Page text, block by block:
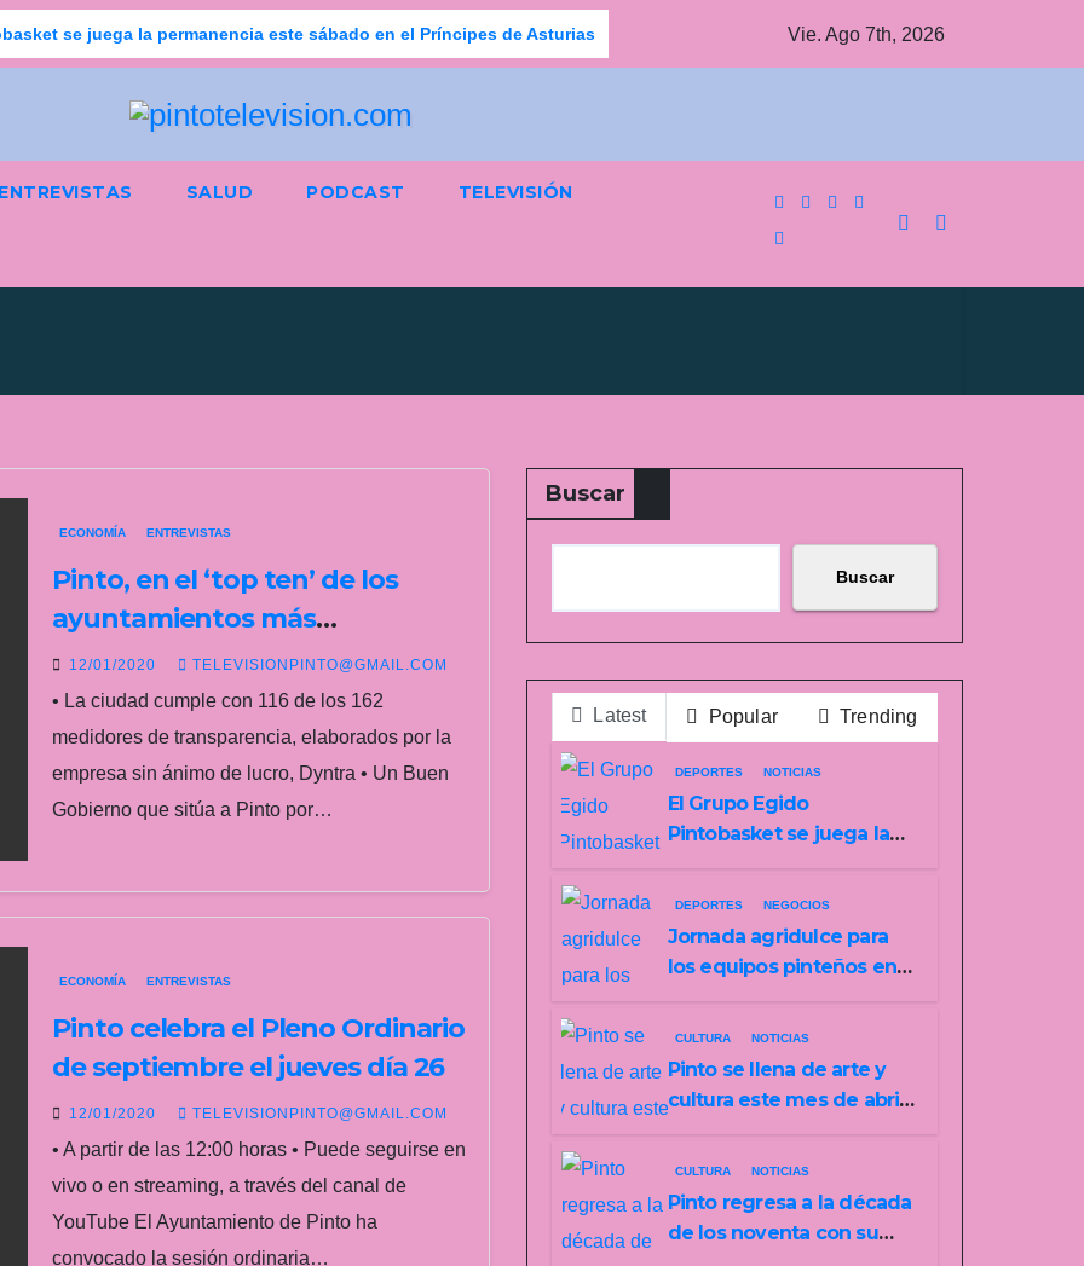
se juega la permanencia este sábado en el Príncipes de Asturias Jornada agridulce para los equipos pinteños en
Vie. Ago 7th, 2026
ENTREVISTAS SALUD PODCAST TELEVISIÓN
ECONOMÍA ENTREVISTAS
Pinto, en el ‘top ten’ de los
ayuntamientos más
transparentes de la Comunidad
de Madrid
12/01/2020 TELEVISIONPINTO@GMAIL.COM
• La ciudad cumple con 116 de los 162
medidores de transparencia, elaborados por la
empresa sin ánimo de lucro, Dyntra • Un Buen
Gobierno que sitúa a Pinto por…
ECONOMÍA ENTREVISTAS
Pinto celebra el Pleno Ordinario
de septiembre el jueves día 26
12/01/2020 TELEVISIONPINTO@GMAIL.COM
• A partir de las 12:00 horas • Puede seguirse en
vivo o en streaming, a través del canal de
YouTube El Ayuntamiento de Pinto ha
convocado la sesión ordinaria…
Buscar
Buscar
Latest Popular Trending
DEPORTES NOTICIAS
El Grupo Egido
Pintobasket se juega la
Asturias
DEPORTES NEGOCIOS
Jornada agridulce para
los equipos pinteños en
amenaza
CULTURA NOTICIAS
Pinto se llena de arte y
cultura este mes de abril
exposiciones y
espectáculos
CULTURA NOTICIAS
Pinto regresa a la década
de los noventa con su